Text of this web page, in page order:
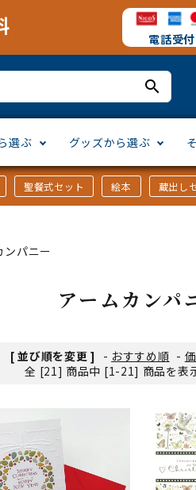
電話受
search
選ぶ グッズから選ぶ
聖餐式セット 絵本 蔵出し
ンパニー
アームカンパ
[ 並び順を変更 ] - おすすめ順 -
全 [21] 商品中 [1-21] 商品を表